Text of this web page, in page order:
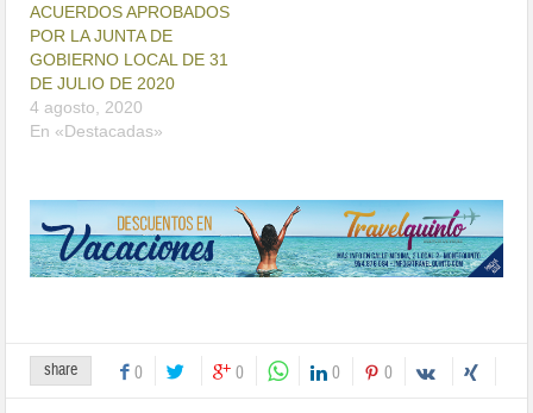
ACUERDOS APROBADOS
POR LA JUNTA DE
GOBIERNO LOCAL DE 31
DE JULIO DE 2020
4 agosto, 2020
En «Destacadas»
share 0 0 0 0